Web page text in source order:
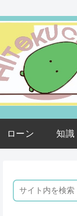
ローン 知識